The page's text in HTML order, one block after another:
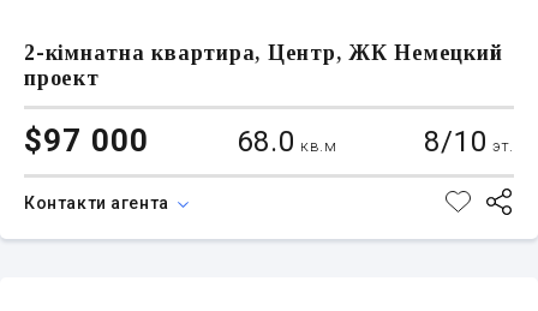
2-кімнатна квартира, Центр, ЖК Немецкий
проект
$97 000 68.0 кв.м 8/10 эт.
Контакти агента